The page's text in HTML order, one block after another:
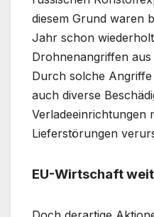
diesem Grund waren
Jahr schon
Drohnenangriffen
Durch solche
auch diverse
Verladeeinrichtungen
Lieferstörungen
EU-Wirtschaft